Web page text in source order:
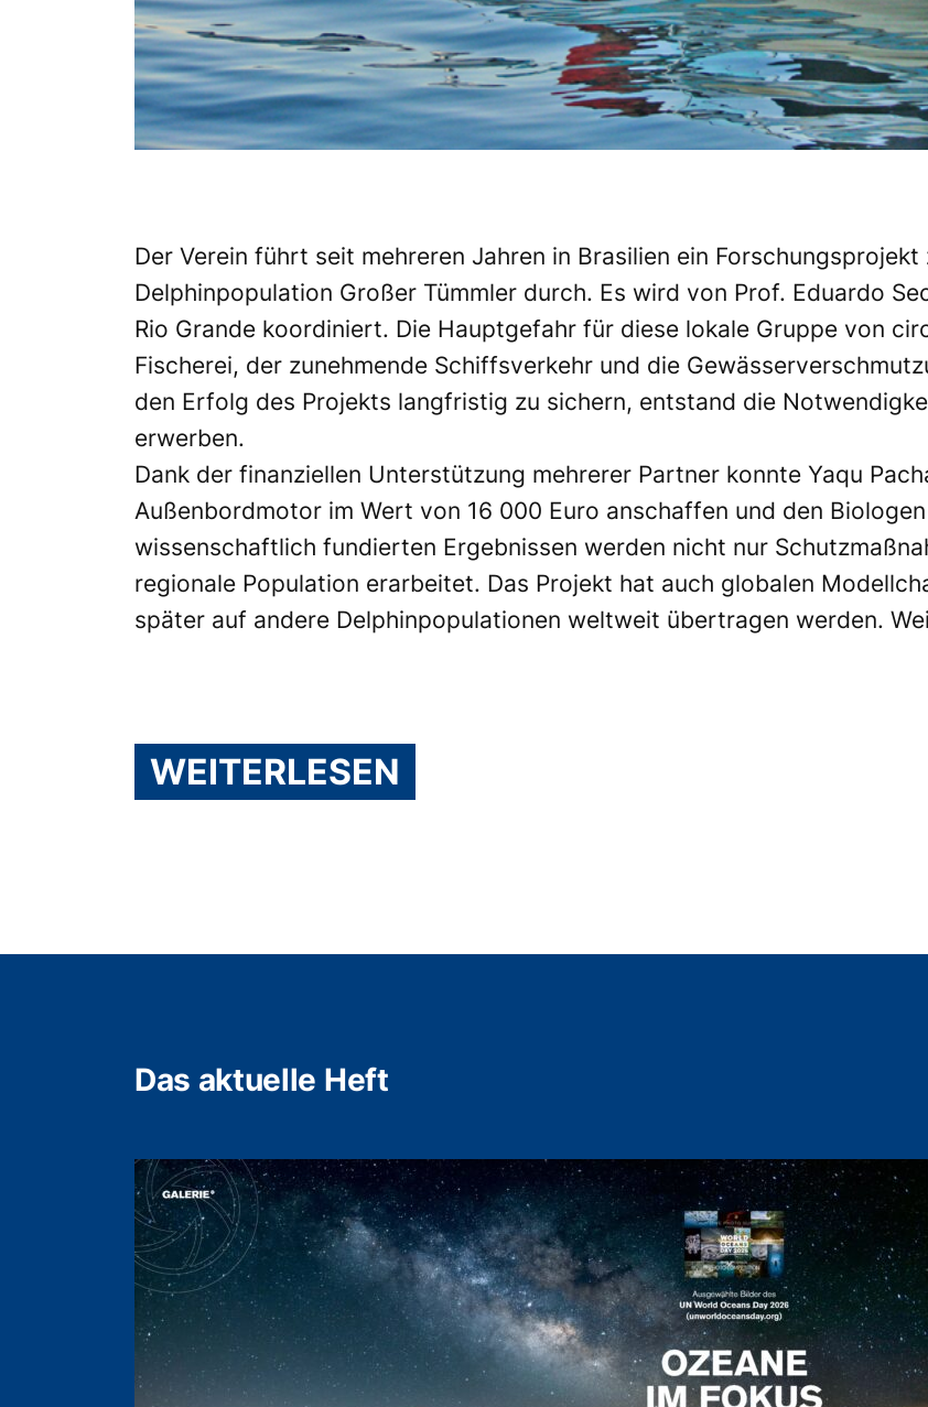
Der Verein führt seit mehreren Jahren in Brasilien ein
Delphinpopulation Großer Tümmler durch. Es wird von Prof. Eduardo
Rio Grande koordiniert. Die Hauptgefahr für diese lokale Gruppe von
Fischerei, der zunehmende Schiffsverkehr und die
den Erfolg des Projekts langfristig zu sichern, entstand die
erwerben.
Dank der finanziellen Unterstützung mehrerer Partner konnte Yaqu
Außenbordmotor im Wert von 16 000 Euro anschaffen und den
wissenschaftlich fundierten Ergebnissen werden nicht nur
regionale Population erarbeitet. Das Projekt hat auch globalen
später auf andere Delphinpopulationen weltweit übertragen werden.
WEITERLESEN
Das aktuelle Heft